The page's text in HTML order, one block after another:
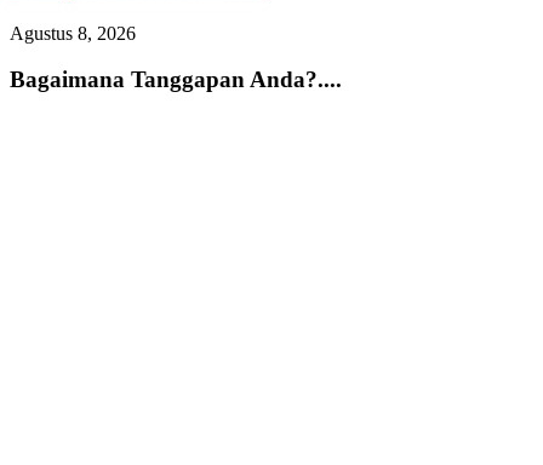
Agustus 8, 2026
Bagaimana Tanggapan Anda?....